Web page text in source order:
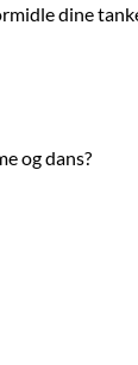
dine
og dans?